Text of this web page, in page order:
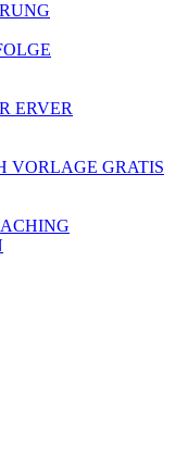
ERVER
VORLAGE GRATIS